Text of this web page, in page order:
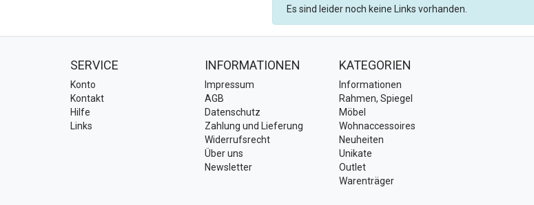
Es sind leider noch keine Links vorhanden.
SERVICE
Konto
Kontakt
Hilfe
Links
INFORMATIONEN
Impressum
AGB
Datenschutz
Zahlung und Lieferung
Widerrufsrecht
Über uns
Newsletter
KATEGORIEN
Informationen
Rahmen, Spiegel
Möbel
Wohnaccessoires
Neuheiten
Unikate
Outlet
Warenträger